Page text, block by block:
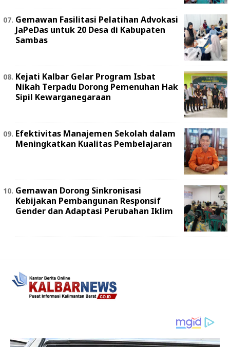
Gemawan Fasilitasi Pelatihan Advokasi
JaPeDas untuk 20 Desa di Kabupaten
Sambas
Kejati Kalbar Gelar Program Isbat
Nikah Terpadu Dorong Pemenuhan Hak
Sipil Kewarganegaraan
Efektivitas Manajemen Sekolah dalam
Meningkatkan Kualitas Pembelajaran
Gemawan Dorong Sinkronisasi
Kebijakan Pembangunan Responsif
Gender dan Adaptasi Perubahan Iklim